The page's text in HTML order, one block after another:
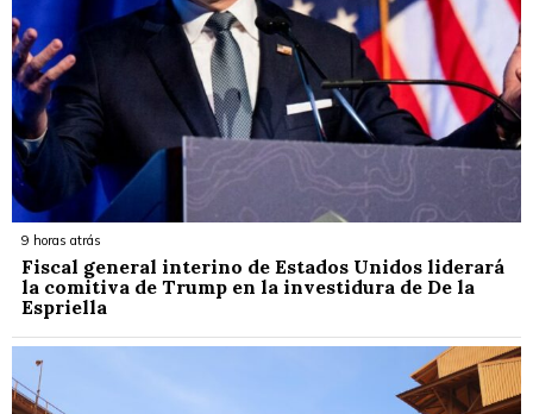
9 horas atrás
Fiscal general interino de Estados Unidos liderará
la comitiva de Trump en la investidura de De la
Espriella